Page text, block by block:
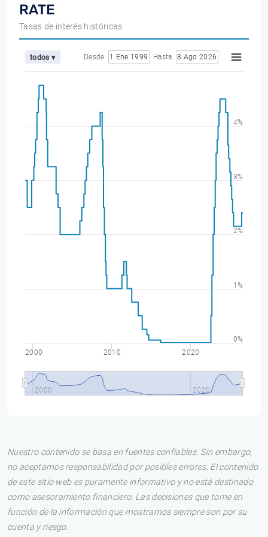
RATE
Tasas de interés históricas
todos ▾ Desde 1 Ene 1999 Hasta 8 Ago 2026
2000 2010 2020
2000 2020
0%
1%
2%
3%
4%
Nuestro contenido se basa en fuentes confiables. Sin embargo,
no aceptamos responsabilidad por posibles errores. El contenido
de este sitio web es puramente informativo y no está destinado
como asesoramiento financiero. Las decisiones que tome en
función de la información que mostramos siempre son por su
cuenta y riesgo.